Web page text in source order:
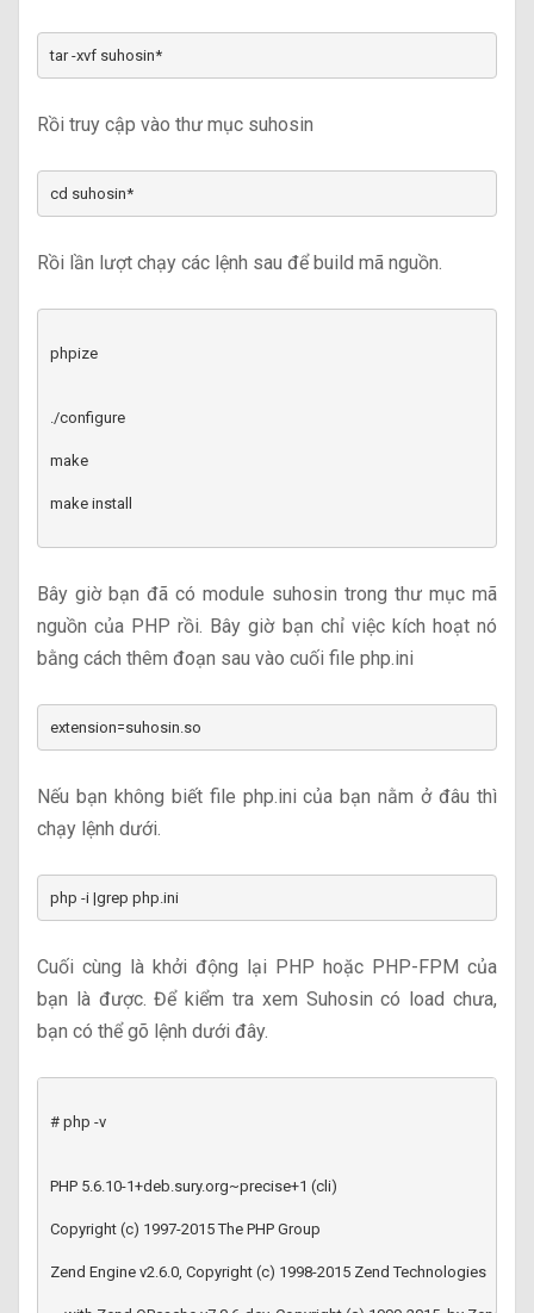
tar -xvf suhosin*
Rồi truy cập vào thư mục suhosin
cd suhosin*
Rồi lần lượt chạy các lệnh sau để build mã nguồn.
phpize
./configure
make
make install
Bây giờ bạn đã có module suhosin trong thư mục mã
nguồn của PHP rồi. Bây giờ bạn chỉ việc kích hoạt nó
bằng cách thêm đoạn sau vào cuối file php.ini
extension=suhosin.so
Nếu bạn không biết file php.ini của bạn nằm ở đâu thì
chạy lệnh dưới.
php -i |grep php.ini
Cuối cùng là khởi động lại PHP hoặc PHP-FPM của
bạn là được. Để kiểm tra xem Suhosin có load chưa,
bạn có thể gõ lệnh dưới đây.
# php -v
PHP 5.6.10-1+deb.sury.org~precise+1 (cli)
Zend Engine v2.6.0, Copyright (c) 1998-2015 Zend Technologies